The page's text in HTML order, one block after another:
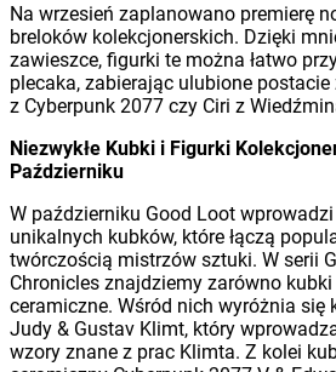
Na wrzesień zaplanowano premierę
breloków kolekcjonerskich. Dzięki
zawieszce, figurki te można łatwo
plecaka, zabierając ulubione postacie
z Cyberpunk 2077 czy Ciri z
Niezwykłe Kubki i Figurki
Październiku
W październiku Good Loot
unikalnych kubków, które łączą
twórczością mistrzów sztuki. W serii
Chronicles znajdziemy zarówno
ceramiczne. Wśród nich wyróżnia się
Judy & Gustav Klimt, który
wzory znane z prac Klimta. Z kolei